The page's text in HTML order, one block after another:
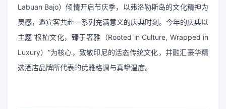
Labuan Bajo）倾情开启节庆季，以弗洛勒斯岛的文化精神为
灵感，邀宾客共赴一系列充满意义的庆典时刻。今年的庆典以
主题“根植文化，臻于奢雅（Rooted in Culture, Wrapped in
Luxury）”为核心，致敬印尼的活态传统文化，并融汇豪华精
选酒店品牌所代表的优雅格调与真挚温度。